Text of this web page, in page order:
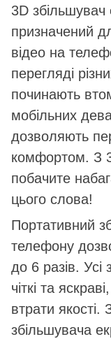
3D
призначений
відео на
перегляді
починають
мобільних
дозволяють
комфортом. З
побачите
цього слова!
Портативний
телефону
до 6 разів. Усі
чіткі та
втрати
збільшувача